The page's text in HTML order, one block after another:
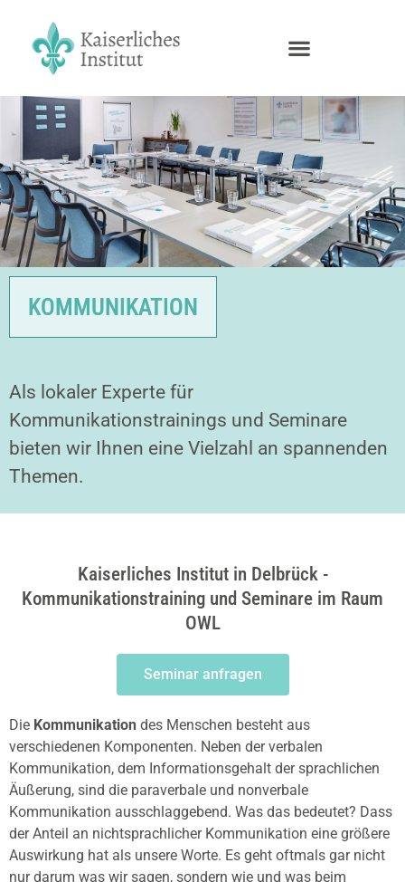
KOMMUNIKATION
Als lokaler Experte für
Kommunikationstrainings und Seminare
bieten wir Ihnen eine Vielzahl an spannenden
Themen.
Kaiserliches Institut in Delbrück -
Kommunikationstraining und Seminare im Raum
OWL
Seminar anfragen
Die Kommunikation des Menschen besteht aus
verschiedenen Komponenten. Neben der verbalen
Kommunikation, dem Informationsgehalt der sprachlichen
Äußerung, sind die paraverbale und nonverbale
Kommunikation ausschlaggebend. Was das bedeutet? Dass
der Anteil an nichtsprachlicher Kommunikation eine größere
Auswirkung hat als unsere Worte. Es geht oftmals gar nicht
nur darum was wir sagen, sondern wie und was beim